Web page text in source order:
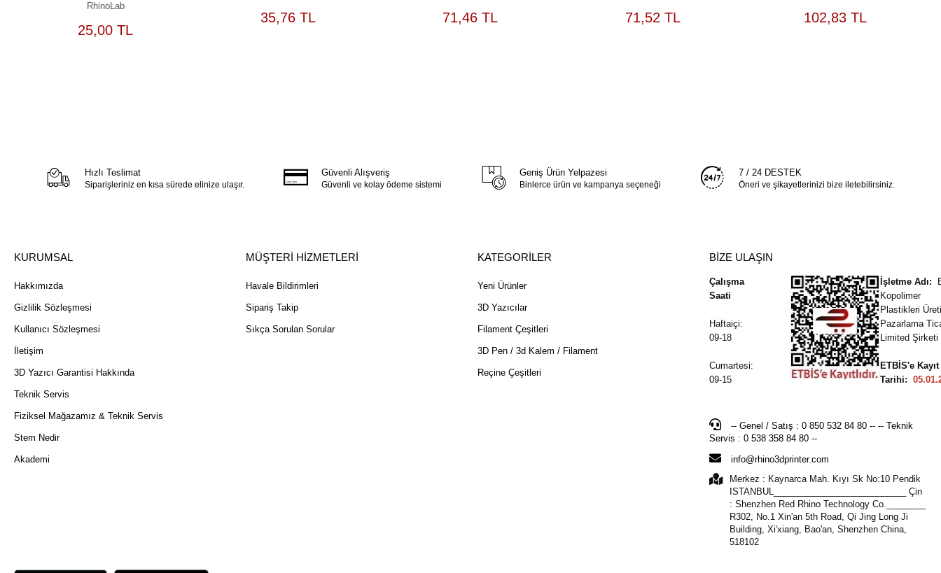
RhinoLab
25,00 TLSEPETE
EKLE
35,76 TLSEPETE
EKLE
71,46 TLSEPETE
EKLE
71,52 TLSEPETE
EKLE
102,83 TLSEPETE
EKLE
Hızlı Teslimat
Siparişleriniz en kısa sürede elinize ulaşır.
Güvenli Alışveriş
Güvenli ve kolay ödeme sistemi
Geniş Ürün Yelpazesi
Binlerce ürün ve kampanya seçeneği
7 / 24 DESTEK
Öneri ve şikayetlerinizi bize iletebilirsiniz.
KURUMSAL
Hakkımızda
Gizlilik Sözleşmesi
Kullanıcı Sözleşmesi
İletişim
3D Yazıcı Garantisi Hakkında
Teknik Servis
Fiziksel Mağazamız & Teknik Servis
Stem Nedir
Akademi
MÜŞTERİ HİZMETLERİ
Havale Bildirimleri
Sipariş Takip
Sıkça Sorulan Sorular
KATEGORİLER
Yeni Ürünler
3D Yazıcılar
Filament Çeşitleri
3D Pen / 3d Kalem / Filament
Reçine Çeşitleri
BİZE ULAŞIN
Çalışma
Saati
Haftaiçi:
09-18
Cumartesi:
09-15
İşletme Adı:
Kopolimer
Plastikleri
Pazarlama
Limited Şirketi
ETBİS'e Kayıt
Tarihi:
-- Genel / Satış : 0 850 532 84 80 -- -- Teknik
Servis : 0 538 358 84 80 --
info@rhino3dprinter.com
Merkez : Kaynarca Mah. Kıyı Sk No:10 Pendik
ISTANBUL___________________________ Çin
: Shenzhen Red Rhino Technology Co.________
R302, No.1 Xin'an 5th Road, Qi Jing Long Ji
Building, Xi'xiang, Bao'an, Shenzhen China,
518102